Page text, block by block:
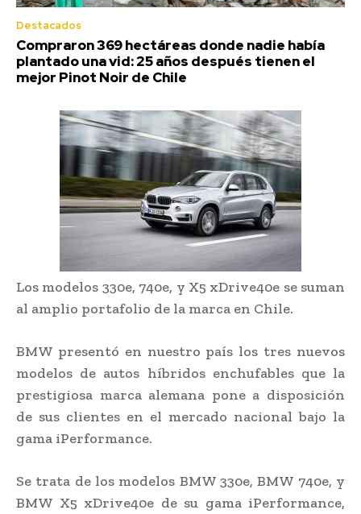
Destacados
Compraron 369 hectáreas donde nadie había
plantado una vid: 25 años después tienen el
mejor Pinot Noir de Chile
Los modelos 330e, 740e, y X5 xDrive40e se suman
al amplio portafolio de la marca en Chile.
BMW presentó en nuestro país los tres nuevos
modelos de autos híbridos enchufables que la
prestigiosa marca alemana pone a disposición
de sus clientes en el mercado nacional bajo la
gama iPerformance.
Se trata de los modelos BMW 330e, BMW 740e, y
BMW X5 xDrive40e de su gama iPerformance,